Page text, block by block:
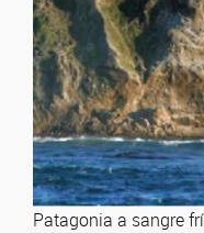
Patagonia a sangre